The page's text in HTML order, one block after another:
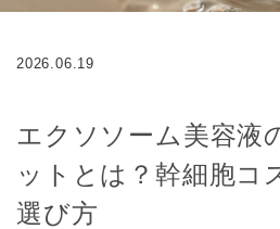
2026.06.19
エクソソーム美容液
ットとは？幹細胞コ
選び方